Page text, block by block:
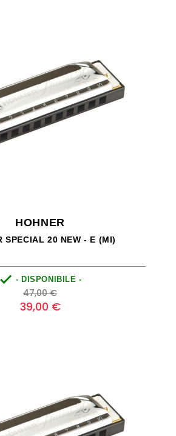
HOHNER
SPECIAL 20 NEW - E (MI)
 - DISPONIBILE -
Prezzo
base
47,00 €Prezzo
39,00 €